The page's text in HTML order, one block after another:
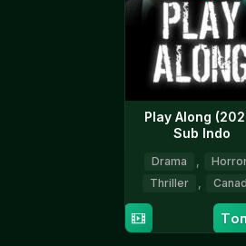
Play Along
Sub Indo
Drama ,
Thriller
,
Sep
Jesse